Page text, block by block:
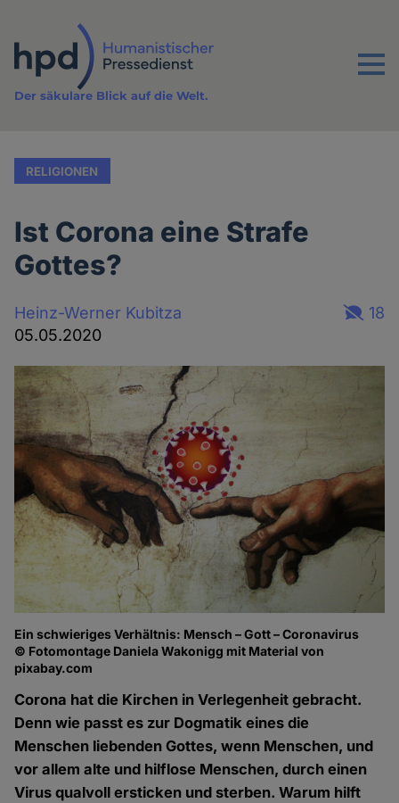
Inhalt
Menu
Der säkulare Blick auf die Welt.
RELIGIONEN
Ist Corona eine Strafe
Gottes?
Heinz-Werner Kubitza
05.05.2020
18
Ein schwieriges Verhältnis: Mensch – Gott – Coronavirus
© Fotomontage Daniela Wakonigg mit Material von
pixabay.com
Corona hat die Kirchen in Verlegenheit gebracht.
Denn wie passt es zur Dogmatik eines die
Menschen liebenden Gottes, wenn Menschen, und
vor allem alte und hilflose Menschen, durch einen
Virus qualvoll ersticken und sterben. Warum hilft